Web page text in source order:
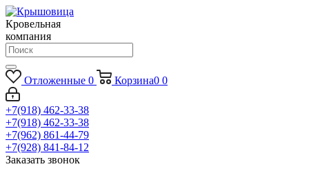
Кровельная
компания
Отложенные 0 Корзина0 0
+7(918) 462-33-38
+7(918) 462-33-38
+7(962) 861-44-79
+7(928) 841-84-12
Заказать звонок